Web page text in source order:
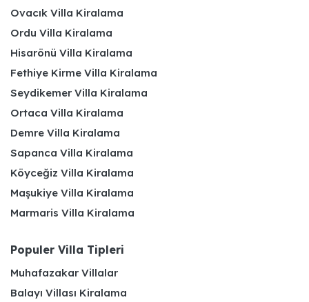
Ovacık Villa Kiralama
Ordu Villa Kiralama
Hisarönü Villa Kiralama
Fethiye Kirme Villa Kiralama
Seydikemer Villa Kiralama
Ortaca Villa Kiralama
Demre Villa Kiralama
Sapanca Villa Kiralama
Köyceğiz Villa Kiralama
Maşukiye Villa Kiralama
Marmaris Villa Kiralama
Populer Villa Tipleri
Muhafazakar Villalar
Balayı Villası Kiralama